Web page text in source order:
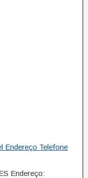
Endereço Telefone
Endereço: